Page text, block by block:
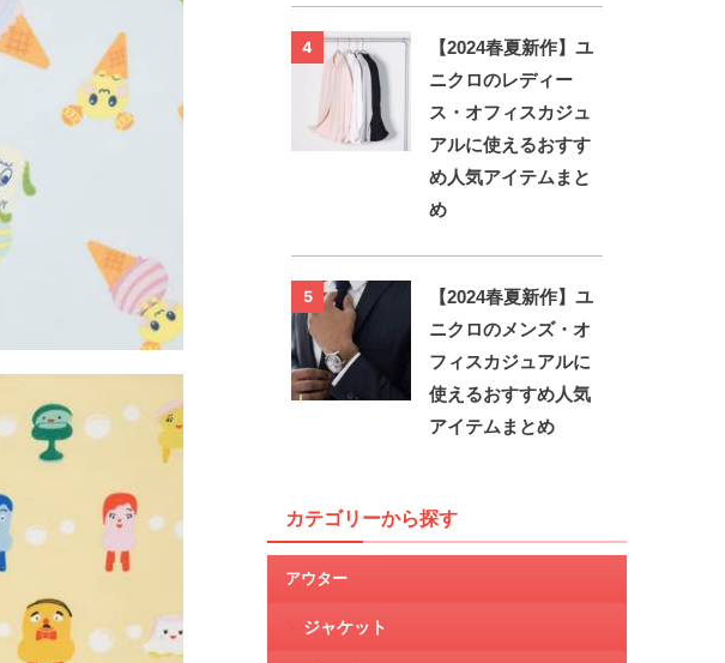
4
【2024春夏新作】ユ
ニクロのレディー
ス・オフィスカジュ
アルに使えるおすす
め人気アイテムまと
め
5
【2024春夏新作】ユ
ニクロのメンズ・オ
フィスカジュアルに
使えるおすすめ人気
アイテムまとめ
カテゴリーから探す
アウター
ジャケット